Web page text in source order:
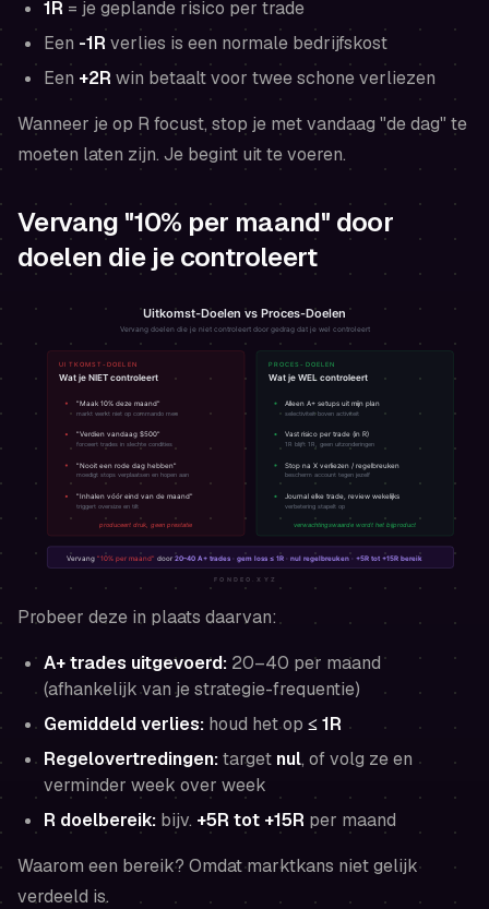
1R = je geplande risico per trade
Een -1R verlies is een normale bedrijfskost
Een +2R win betaalt voor twee schone verliezen
Wanneer je op R focust, stop je met vandaag "de dag" te
moeten laten zijn. Je begint uit te voeren.
Vervang "10% per maand" door
doelen die je controleert
Probeer deze in plaats daarvan:
A+ trades uitgevoerd: 20–40 per maand
(afhankelijk van je strategie-frequentie)
Gemiddeld verlies: houd het op ≤ 1R
Regelovertredingen:target nul, of volg ze en
verminder week over week
R doelbereik: bijv. +5R tot +15R per maand
Waarom een bereik? Omdat marktkans niet gelijk
verdeeld is.